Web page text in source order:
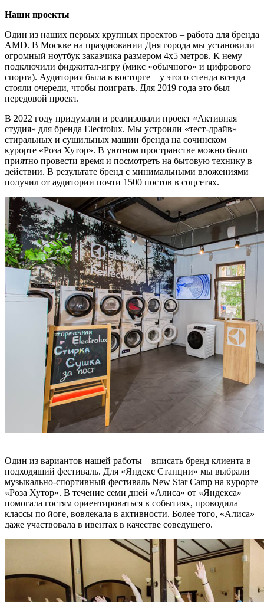
Наши проекты
Один из наших первых крупных проектов – работа для бренда
AMD. В Москве на праздновании Дня города мы установили
огромный ноутбук заказчика размером 4х5 метров. К нему
подключили фиджитал-игру (микс «обычного» и цифрового
спорта). Аудитория была в восторге – у этого стенда всегда
стояли очереди, чтобы поиграть. Для 2019 года это был
передовой проект.
В 2022 году придумали и реализовали проект «Активная
студия» для бренда Electrolux. Мы устроили «тест-драйв»
стиральных и сушильных машин бренда на сочинском
курорте «Роза Хутор». В уютном пространстве можно было
приятно провести время и посмотреть на бытовую технику в
действии. В результате бренд с минимальными вложениями
получил от аудитории почти 1500 постов в соцсетях.
Один из вариантов нашей работы – вписать бренд клиента в
подходящий фестиваль. Для «Яндекс Станции» мы выбрали
музыкально-спортивный фестиваль New Star Camp на курорте
«Роза Хутор». В течение семи дней «Алиса» от «Яндекса»
помогала гостям ориентироваться в событиях, проводила
классы по йоге, вовлекала в активности. Более того, «Алиса»
даже участвовала в ивентах в качестве соведущего.